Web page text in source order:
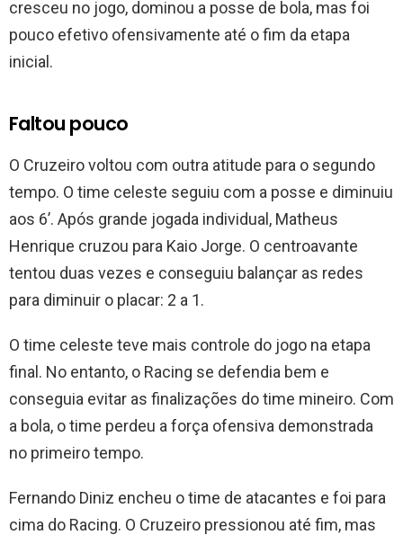
cresceu no jogo, dominou a posse de bola, mas foi
pouco efetivo ofensivamente até o fim da etapa
inicial.
Faltou pouco
O Cruzeiro voltou com outra atitude para o segundo
tempo. O time celeste seguiu com a posse e diminuiu
aos 6’. Após grande jogada individual, Matheus
Henrique cruzou para Kaio Jorge. O centroavante
tentou duas vezes e conseguiu balançar as redes
para diminuir o placar: 2 a 1.
O time celeste teve mais controle do jogo na etapa
final. No entanto, o Racing se defendia bem e
conseguia evitar as finalizações do time mineiro. Com
a bola, o time perdeu a força ofensiva demonstrada
no primeiro tempo.
Fernando Diniz encheu o time de atacantes e foi para
cima do Racing. O Cruzeiro pressionou até fim, mas